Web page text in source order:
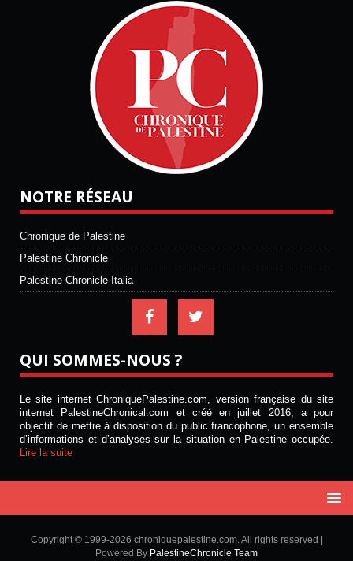
NOTRE RÉSEAU
Chronique de Palestine
Palestine Chronicle
Palestine Chronicle Italia
QUI SOMMES-NOUS ?
Le site internet ChroniquePalestine.com, version française du site
internet PalestineChronical.com et créé en juillet 2016, a pour
objectif de mettre à disposition du public francophone, un ensemble
d’informations et d’analyses sur la situation en Palestine occupée.
Lire la suite
Copyright © 1999-2026 chroniquepalestine.com. All rights reserved |
Powered By PalestineChronicle Team